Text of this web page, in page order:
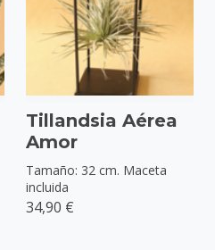
Tillandsia Aérea
Amor
Tamaño: 32 cm. Maceta
incluida
34,90 €